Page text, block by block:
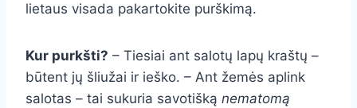
lietaus visada pakartokite purškimą.
Kur purkšti? – Tiesiai ant salotų lapų kraštų –
būtent jų šliužai ir ieško. – Ant žemės aplink
salotas – tai sukuria savotišką nematomą